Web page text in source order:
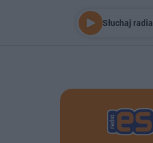
Słuchaj radia